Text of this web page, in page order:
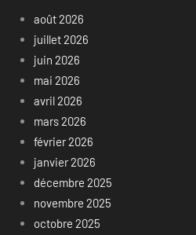
août 2026
juillet 2026
juin 2026
mai 2026
avril 2026
mars 2026
février 2026
janvier 2026
décembre 2025
novembre 2025
octobre 2025